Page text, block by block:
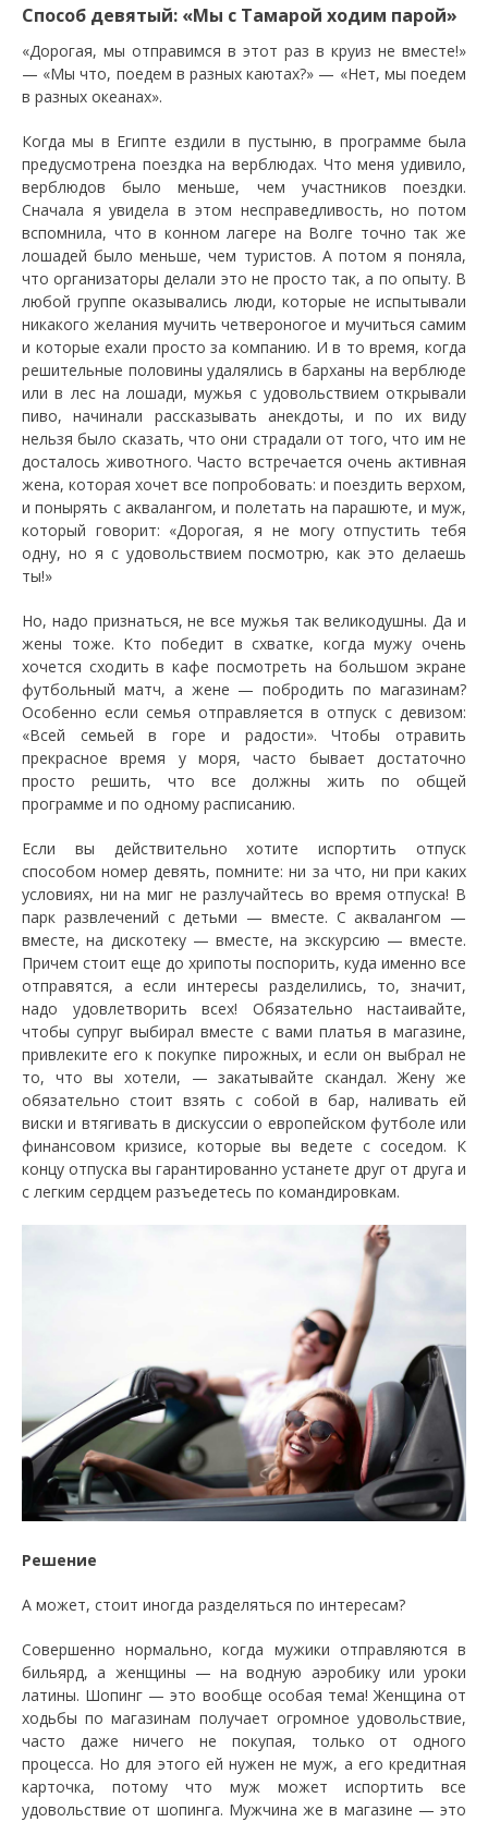
Способ девятый: «Мы с Тамарой ходим парой»
«Дорогая, мы отправимся в этот раз в круиз не вместе!»
— «Мы что, поедем в разных каютах?» — «Нет, мы поедем
в разных океанах».
Когда мы в Египте ездили в пустыню, в программе была
предусмотрена поездка на верблюдах. Что меня удивило,
верблюдов было меньше, чем участников поездки.
Сначала я увидела в этом несправедливость, но потом
вспомнила, что в конном лагере на Волге точно так же
лошадей было меньше, чем туристов. А потом я поняла,
что организаторы делали это не просто так, а по опыту. В
любой группе оказывались люди, которые не испытывали
никакого желания мучить четвероногое и мучиться самим
и которые ехали просто за компанию. И в то время, когда
решительные половины удалялись в барханы на верблюде
или в лес на лошади, мужья с удовольствием открывали
пиво, начинали рассказывать анекдоты, и по их виду
нельзя было сказать, что они страдали от того, что им не
досталось животного. Часто встречается очень активная
жена, которая хочет все попробовать: и поездить верхом,
и понырять с аквалангом, и полетать на парашюте, и муж,
который говорит: «Дорогая, я не могу отпустить тебя
одну, но я с удовольствием посмотрю, как это делаешь
ты!»
Но, надо признаться, не все мужья так великодушны. Да и
жены тоже. Кто победит в схватке, когда мужу очень
хочется сходить в кафе посмотреть на большом экране
футбольный матч, а жене — побродить по магазинам?
Особенно если семья отправляется в отпуск с девизом:
«Всей семьей в горе и радости». Чтобы отравить
прекрасное время у моря, часто бывает достаточно
просто решить, что все должны жить по общей
программе и по одному расписанию.
Если вы действительно хотите испортить отпуск
способом номер девять, помните: ни за что, ни при каких
условиях, ни на миг не разлучайтесь во время отпуска! В
парк развлечений с детьми — вместе. С аквалангом —
вместе, на дискотеку — вместе, на экскурсию — вместе.
Причем стоит еще до хрипоты поспорить, куда именно все
отправятся, а если интересы разделились, то, значит,
надо удовлетворить всех! Обязательно настаивайте,
чтобы супруг выбирал вместе с вами платья в магазине,
привлеките его к покупке пирожных, и если он выбрал не
то, что вы хотели, — закатывайте скандал. Жену же
обязательно стоит взять с собой в бар, наливать ей
виски и втягивать в дискуссии о европейском футболе или
финансовом кризисе, которые вы ведете с соседом. К
концу отпуска вы гарантированно устанете друг от друга и
с легким сердцем разъедетесь по командировкам.
Решение
А может, стоит иногда разделяться по интересам?
Совершенно нормально, когда мужики отправляются в
бильярд, а женщины — на водную аэробику или уроки
латины. Шопинг — это вообще особая тема! Женщина от
ходьбы по магазинам получает огромное удовольствие,
часто даже ничего не покупая, только от одного
процесса. Но для этого ей нужен не муж, а его кредитная
карточка, потому что муж может испортить все
удовольствие от шопинга. Мужчина же в магазине — это